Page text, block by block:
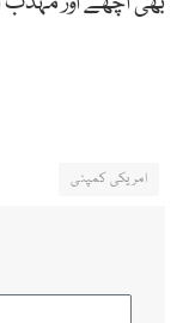
امریکی کمپنی